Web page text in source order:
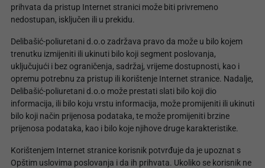
prihvata da pristup Internet stranici može biti privremeno
nedostupan, isključen ili u prekidu.
Delibašić-poliuretani d.o.o zadržava pravo da može u bilo kojem
trenutku izmijeniti ili ukinuti bilo koji segment poslovanja,
uključujući i bez ograničenja, sadržaj, vrijeme dostupnosti, kao i
opremu potrebnu za pristup ili korištenje Internet stranice. Nadalje,
Delibašić-poliuretani d.o.o može prestati slati bilo koji dio
informacija, ili bilo koju vrstu informacija, može promijeniti ili ukinuti
bilo koji način prijenosa podataka, te može promijeniti brzine
prijenosa podataka, kao i bilo koje njihove druge karakteristike.
Korištenjem Internet stranice korisnik potvrđuje da je upoznat s
Opštim uslovima poslovanja i da ih prihvata. Ukoliko se korisnik ne